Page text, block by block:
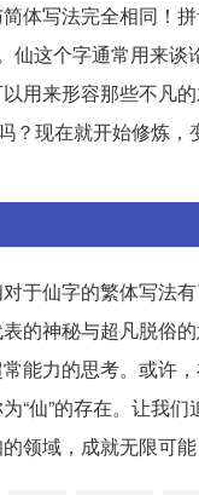
体写法完全相同！
仙这个字通常用来谈
用来形容那些不凡
？现在就开始修炼
于仙字的繁体写法
的神秘与超凡脱俗
能力的思考。或许
“仙”的存在。让我们
领域，成就无限可能